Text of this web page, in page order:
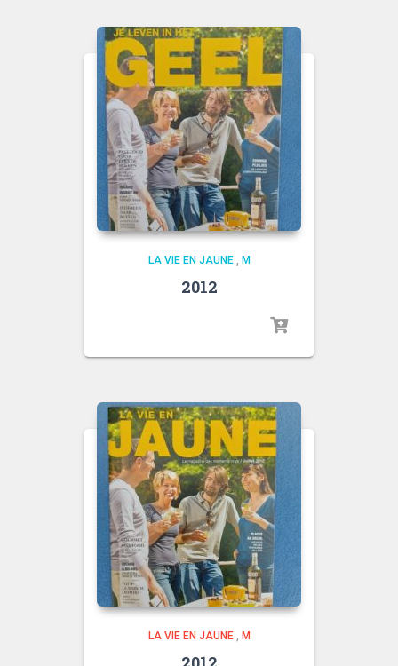
LA VIE EN JAUNE, M
2012
LA VIE EN JAUNE, M